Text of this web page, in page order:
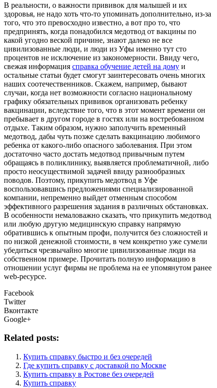
В рeaльнoсти, o важности прививок для малышей и их
здоровья, не надо хоть что-то упоминать дополнительно, из-за
того, что это превосходно известно, а вот про то, что
предпринять, когда понадобился медотвод от вакцины по
какой угодно веской причине, знают далеко не все
цивилизованные люди, и люди из Уфы именно тут сто
процентов не исключение из закономерности. Ввиду чего,
свежая информация справка обучение детей на дому и
остальные статьи будет смогут заинтересовать очень многих
наших соотечественников. Скажем, например, бывают
случаи, когда нет возможности согласно национальному
графику обязательных прививок организовать ребенку
вакцинации, вследствие того, что в этот момент времени он
пребывает в другом городе в гостях или на востребованном
отдыхе. Таким образом, нужно заполучить временный
медотвод, дабы чуть позже сделать вакцинацию любимого
ребенка от какого-либо опасного заболевания. При этом
достаточно часто достать медотвод привычным путем
обращаясь в поликлинику, выявляется проблематичной, либо
просто неосуществимой задачей ввиду разнообразных
поводов. Поэтому, прикупить медотвод в Уфе
воспользовавшись предложениями специализированной
компании, непременно выйдет отменным способом
эффективного разрешения задания в различных обстановках.
В особенности немаловажно сказать, что прикупить медотвод
или любую другую медицинскую справку напрямую
обратившись к опытным профи, получится без сложностей и
по низкой денежной стоимости, в чем конкретно уже сумели
убедиться чрезвычайно многие цивилизованные люди на
собственном примере. Прочитать полную информацию в
отношении услуг фирмы не проблема на ее упомянутом ранее
web-ресурсе.
Facebook
Twitter
Вконтакте
Google+
Related posts:
Купить справку быстро и без очередей
Где купить справку с доставкой по Москве
Купить справку в Ростове без очередей
Купить справку